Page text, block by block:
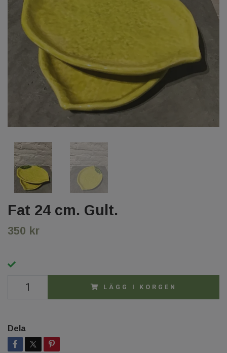
Fat 24 cm. Gult.
350 kr
LÄGG I KORGEN
Dela